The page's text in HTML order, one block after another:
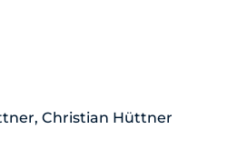
Christian Hüttner